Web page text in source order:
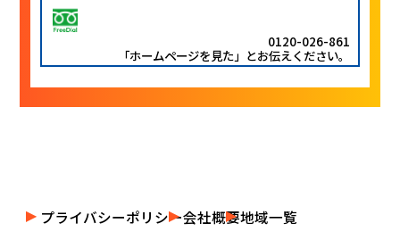
0120-026-861
「ホームページを見た」とお伝えください。
プライバシーポリシー会社概要地域一覧